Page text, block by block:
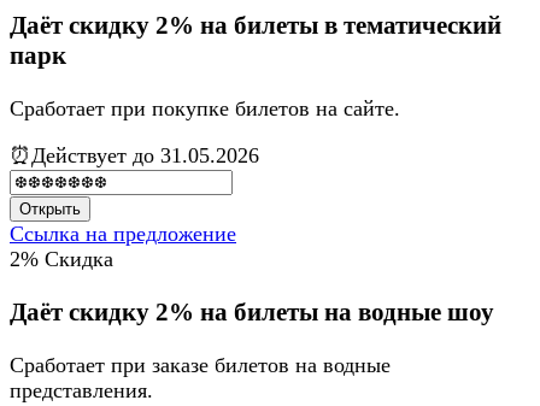
Даёт скидку 2% на билеты в тематический
парк
Сработает при покупке билетов на сайте.
⏰Действует до 31.05.2026
Открыть
Ссылка на предложение
2% Скидка
Даёт скидку 2% на билеты на водные шоу
Сработает при заказе билетов на водные
представления.